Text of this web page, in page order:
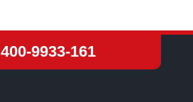
400-9933-161